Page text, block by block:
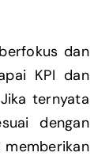
dan
KPI dan
ternyata
dengan